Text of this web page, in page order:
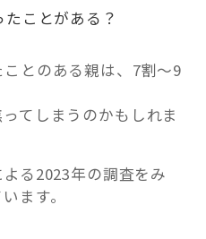
ことがある？
とのある親は、7割～9
てしまうのかもしれま
る2023年の調査をみ
ます。